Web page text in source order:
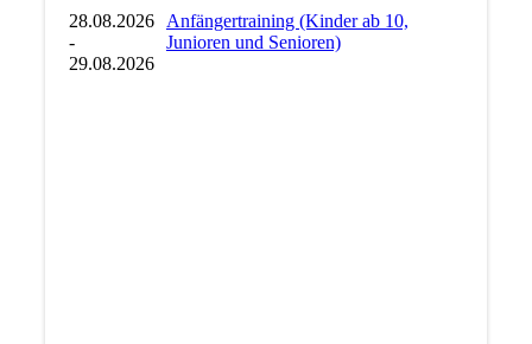
28.08.2026
-
29.08.2026
Anfängertraining (Kinder ab 10,
Junioren und Senioren)